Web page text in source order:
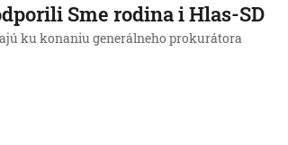
Sme rodina i Hlas-SD
ku konaniu generálneho prokurátora